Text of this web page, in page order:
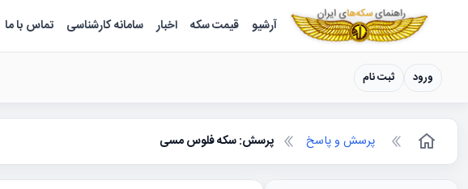
سکه ها ؛ راهنمای سکه شناسی
آرشیو قیمت سکه اخبار سامانه کارشناسی تماس با ما
ورود ثبت نام
پرسش و پاسخ پرسش: سکه فلوس مسی